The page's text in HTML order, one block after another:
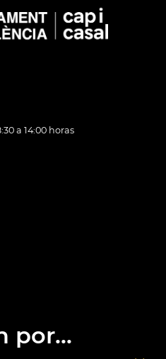
a 14:00 horas
por...